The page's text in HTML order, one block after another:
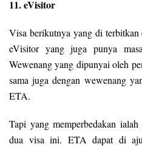
11. eVisitor
Visa berikutnya yang di
eVisitor yang juga punya
Wewenang yang dipunyai oleh
sama juga dengan wewenang
ETA.
Tapi yang memperbedakan
dua visa ini. ETA dapat di